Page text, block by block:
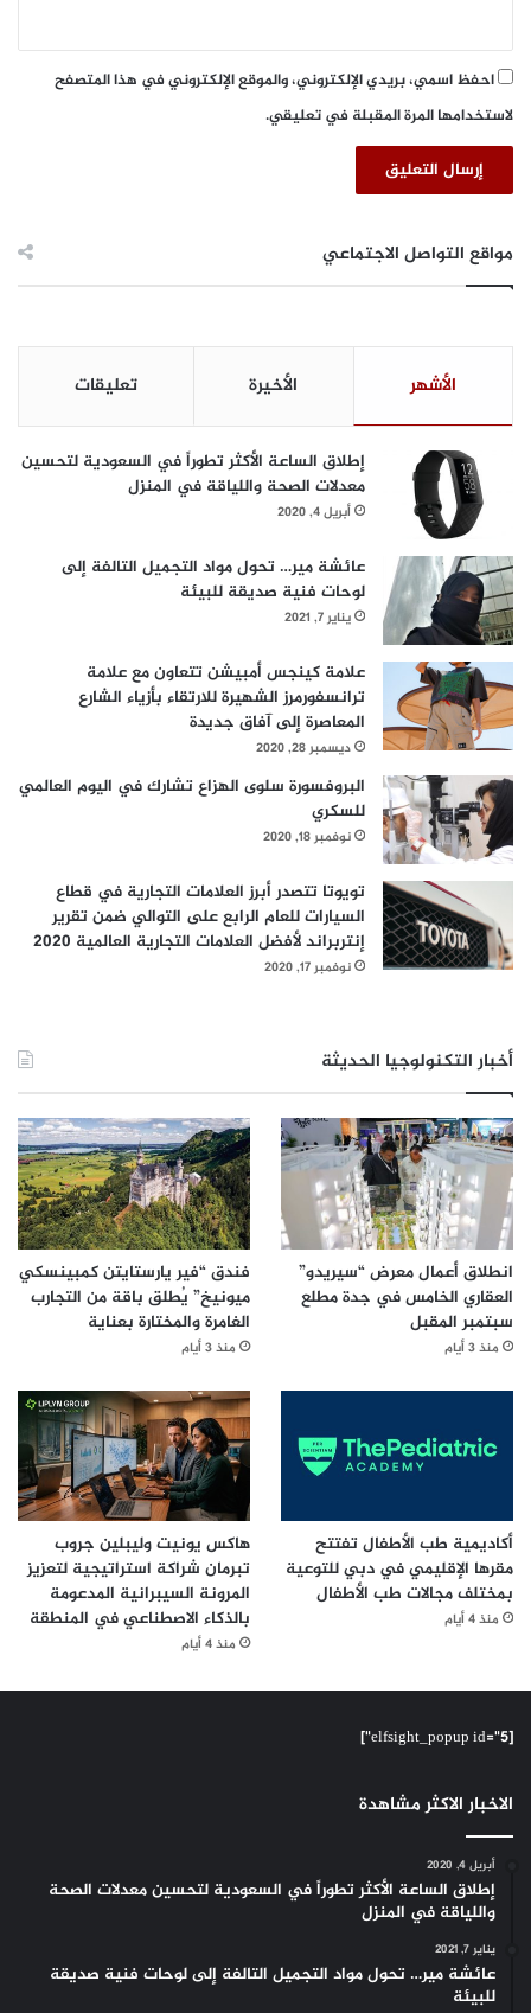
احفظ اسمي، بريدي الإلكتروني، والموقع الإلكتروني في هذا المتصفح
لاستخدامها المرة المقبلة في تعليقي.
مواقع التواصل الاجتماعي
الأشهر الأخيرة تعليقات
إطلاق الساعة الأكثر تطوراً في السعودية لتحسين
معدلات الصحة واللياقة في المنزل
أبريل 4, 2020
عائشة مير… تحول مواد التجميل التالفة إلى
لوحات فنية صديقة للبيئة
يناير 7, 2021
علامة كينجس أمبيشن تتعاون مع علامة
ترانسفورمرز الشهيرة للارتقاء بأزياء الشارع
المعاصرة إلى آفاق جديدة
ديسمبر 28, 2020
البروفسورة سلوى الهزاع تشارك في اليوم العالمي
للسكري
نوفمبر 18, 2020
تويوتا تتصدر أبرز العلامات التجارية في قطاع
السيارات للعام الرابع على التوالي ضمن تقرير
إنتربراند لأفضل العلامات التجارية العالمية 2020
نوفمبر 17, 2020
أخبار التكنولوجيا الحديثة
انطلاق أعمال معرض “سيريدو”
العقاري الخامس في جدة مطلع
سبتمبر المقبل
منذ 3 أيام
فندق “فير يارستايتن كمبينسكي
ميونيخ” يُطلق باقة من التجارب
الغامرة والمختارة بعناية
منذ 3 أيام
أكاديمية طب الأطفال تفتتح
مقرها الإقليمي في دبي للتوعية
بمختلف مجالات طب الأطفال
منذ 4 أيام
هاكس يونيت وليبلين جروب
تبرمان شراكة استراتيجية لتعزيز
المرونة السيبرانية المدعومة
بالذكاء الاصطناعي في المنطقة
منذ 4 أيام
[elfsight_popup id="5"]
الاخبار الاكثر مشاهدة
أبريل 4, 2020
إطلاق الساعة الأكثر تطوراً في السعودية لتحسين معدلات الصحة
واللياقة في المنزل
يناير 7, 2021
عائشة مير… تحول مواد التجميل التالفة إلى لوحات فنية صديقة
للبيئة